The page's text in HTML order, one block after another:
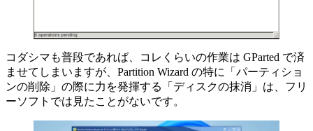
コダシマも普段であれば、コレくらいの作業は GParted で済
ませてしまいますが、Partition Wizard の特に「パーティショ
ンの削除」の際に力を発揮する「ディスクの抹消」は、フリ
ーソフトでは見たことがないです。